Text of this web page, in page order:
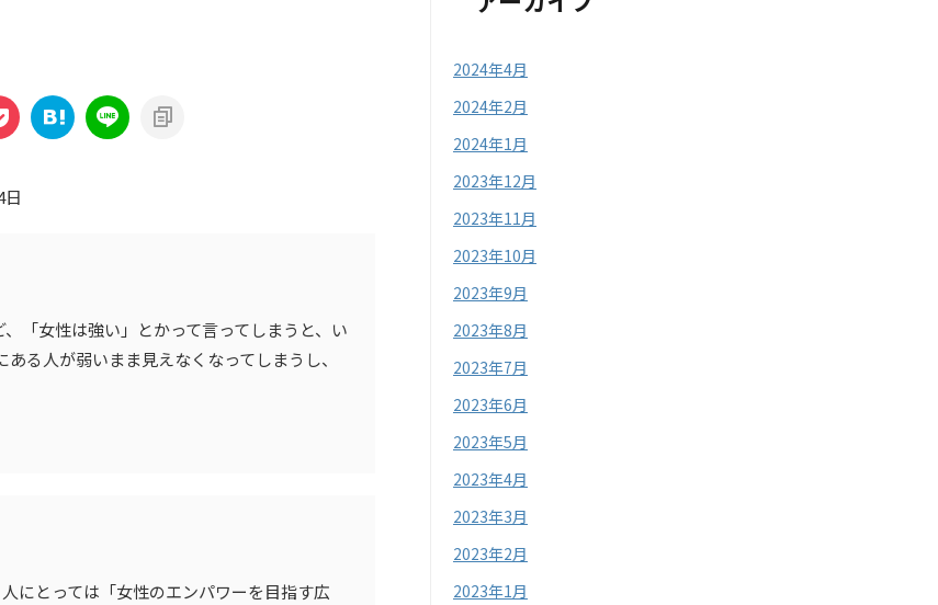
「女性は強い」とかって言ってしまうと、い
る人が弱いまま見えなくなってしまうし、
にとっては「女性のエンパワーを目指す広
2024年4月
2024年2月
2024年1月
2023年12月
2023年11月
2023年10月
2023年9月
2023年8月
2023年7月
2023年6月
2023年5月
2023年4月
2023年3月
2023年2月
2023年1月